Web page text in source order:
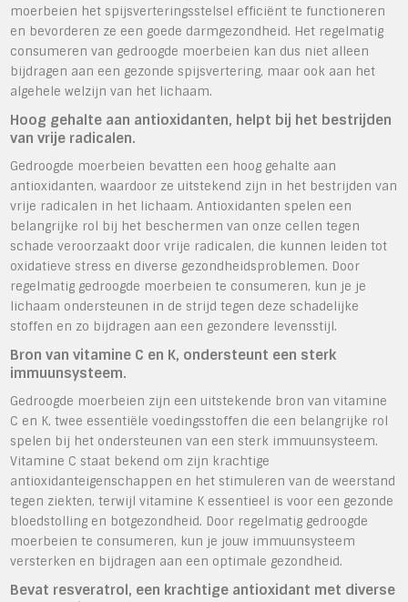
moerbeien het spijsverteringsstelsel efficiënt te functioneren
en bevorderen ze een goede darmgezondheid. Het regelmatig
consumeren van gedroogde moerbeien kan dus niet alleen
bijdragen aan een gezonde spijsvertering, maar ook aan het
algehele welzijn van het lichaam.
Hoog gehalte aan antioxidanten, helpt bij het bestrijden
van vrije radicalen.
Gedroogde moerbeien bevatten een hoog gehalte aan
antioxidanten, waardoor ze uitstekend zijn in het bestrijden van
vrije radicalen in het lichaam. Antioxidanten spelen een
belangrijke rol bij het beschermen van onze cellen tegen
schade veroorzaakt door vrije radicalen, die kunnen leiden tot
oxidatieve stress en diverse gezondheidsproblemen. Door
regelmatig gedroogde moerbeien te consumeren, kun je je
lichaam ondersteunen in de strijd tegen deze schadelijke
stoffen en zo bijdragen aan een gezondere levensstijl.
Bron van vitamine C en K, ondersteunt een sterk
immuunsysteem.
Gedroogde moerbeien zijn een uitstekende bron van vitamine
C en K, twee essentiële voedingsstoffen die een belangrijke rol
spelen bij het ondersteunen van een sterk immuunsysteem.
Vitamine C staat bekend om zijn krachtige
antioxidanteigenschappen en het stimuleren van de weerstand
tegen ziekten, terwijl vitamine K essentieel is voor een gezonde
bloedstolling en botgezondheid. Door regelmatig gedroogde
moerbeien te consumeren, kun je jouw immuunsysteem
versterken en bijdragen aan een optimale gezondheid.
Bevat resveratrol, een krachtige antioxidant met diverse